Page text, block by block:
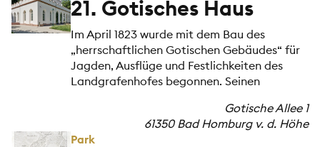
21. Gotisches Haus
Im April 1823 wurde mit dem Bau des
„herrschaftlichen Gotischen Gebäudes“ für
Jagden, Ausflüge und Festlichkeiten des
Landgrafenhofes begonnen. Seinen
Gotische Allee 1
61350 Bad Homburg v. d. Höhe
Park